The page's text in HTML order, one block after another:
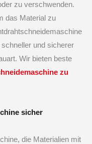
zu verschwenden.
das Material zu
und sicherer
Wir bieten beste
zu
sicher
die Materialien mit